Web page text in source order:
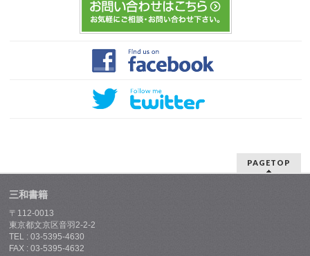
PAGETOP
三和書籍
〒112-0013
東京都文京区音羽2-2-2
TEL : 03-5395-4630
FAX : 03-5395-4632